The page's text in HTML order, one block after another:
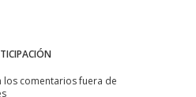
los comentarios fuera de